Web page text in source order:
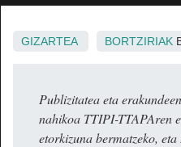
GIZARTEA BORTZIRIAK
Publizitatea eta
nahikoa TTIPI-TTAPAren
etorkizuna bermatzeko,